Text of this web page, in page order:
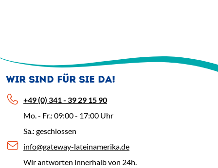
WIR SIND FÜR SIE DA!
+49 (0) 341 - 39 29 15 90
Mo. - Fr.: 09:00 - 17:00 Uhr
Sa.: geschlossen
info@gateway-lateinamerika.de
Wir antworten innerhalb von 24h.